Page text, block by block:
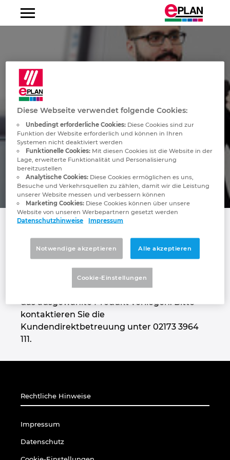
Es tut uns leid!
Leider haben wir zur Zeit keine Seminare für
das ausgewählte Produkt vorliegen. Bitte
kontaktieren Sie die
Kundendirektbetreuung unter 02173 3964
111.
Rechtliche Hinweise
Impressum
Datenschutz
Argentinien
Australien
Bosnien-Herzegowina
Brasilien
Brunei
Bulgarien
Dänemark
Frankreich
Griechenland
Großbritannien
Diese Webseite verwendet folgende Cookies:
Unbedingt erforderliche Cookies:Diese Cookies sind zur
Funktion der Website erforderlich und können in Ihren
Systemen nicht deaktiviert werden
Funktionelle Cookies:Mit diesen Cookies ist die Website in der
Lage, erweiterte Funktionalität und Personalisierung
bereitzustellen
Analytische Cookies:Diese Cookies ermöglichen es uns,
Besuche und Verkehrsquellen zu zählen, damit wir die Leistung
unserer Website messen und verbessern können
Marketing Cookies:Diese Cookies können über unsere
Website von unseren Werbepartnern gesetzt werden
Datenschutzhinweise
Impressum
Notwendige akzeptieren Alle akzeptieren
Cookie-Einstellungen